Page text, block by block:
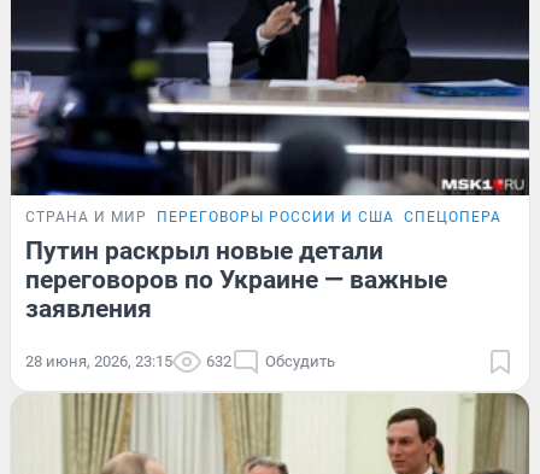
СТРАНА И МИР ПЕРЕГОВОРЫ РОССИИ И США
Путин раскрыл новые детали
переговоров по Украине — важные
заявления
28 июня, 2026, 23:15 632 Обсудить